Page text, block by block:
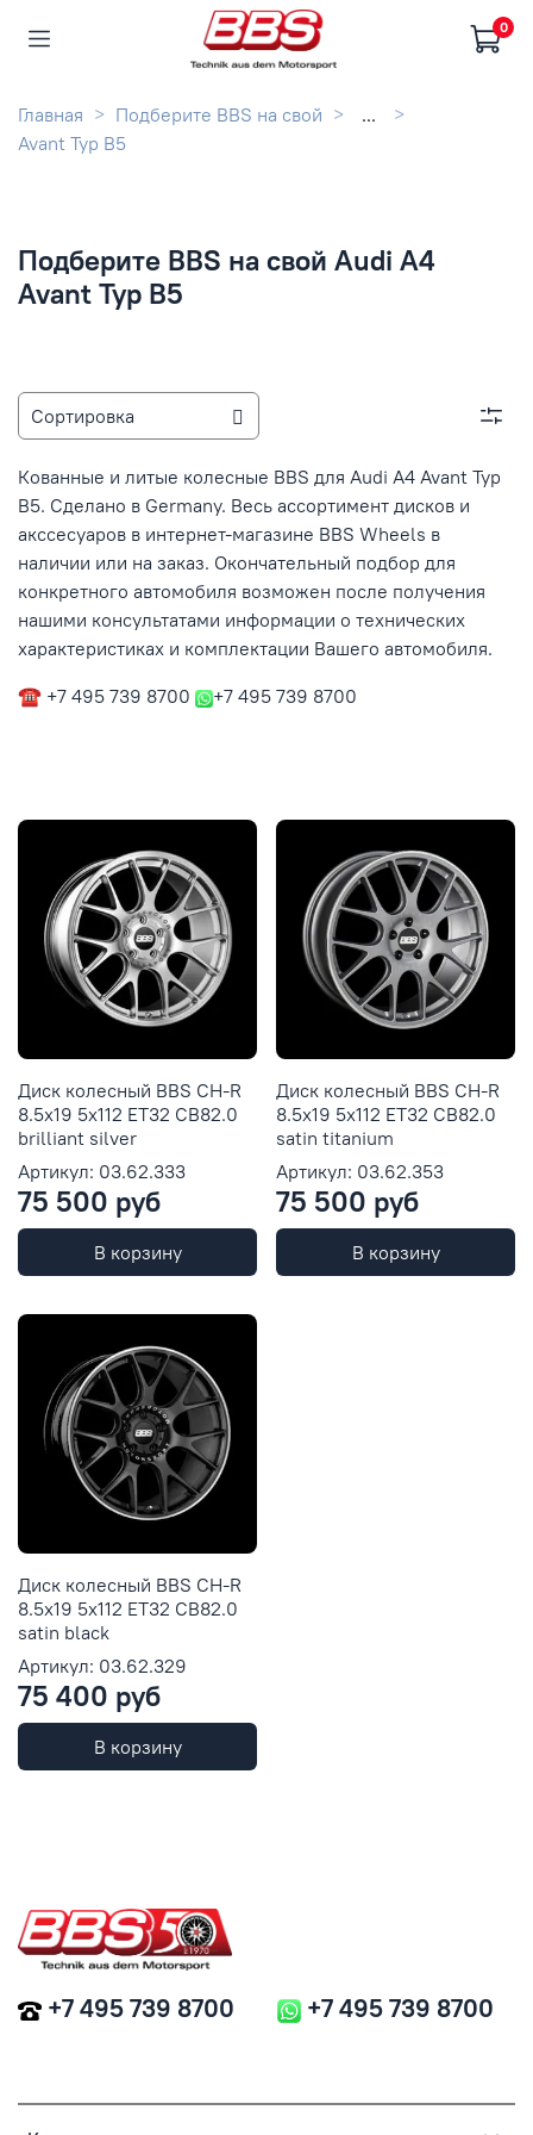
0
Главная Подберите BBS на свой
...
Avant Typ B5
Подберите BBS на свой Audi A4
Avant Typ B5
Кованные и литые колесные BBS для Audi A4 Avant Typ
B5. Сделано в Germany. Весь ассортимент дисков и
акссесуаров в интернет-магазине BBS Wheels в
наличии или на заказ. Окончательный подбор для
конкретного автомобиля возможен после получения
нашими консультатами информации о технических
характеристиках и комплектации Вашего автомобиля.
☎ +7 495 739 8700
+7 495 739 8700
Диск колесный BBS CH-R
8.5x19 5x112 ET32 CB82.0
brilliant silver
Артикул: 03.62.333
75 500 руб
В корзину
Диск колесный BBS CH-R
8.5x19 5x112 ET32 CB82.0
satin titanium
Артикул: 03.62.353
75 500 руб
В корзину
Диск колесный BBS CH-R
8.5x19 5x112 ET32 CB82.0
satin black
Артикул: 03.62.329
75 400 руб
В корзину
+7 495 739 8700 +7 495 739 8700